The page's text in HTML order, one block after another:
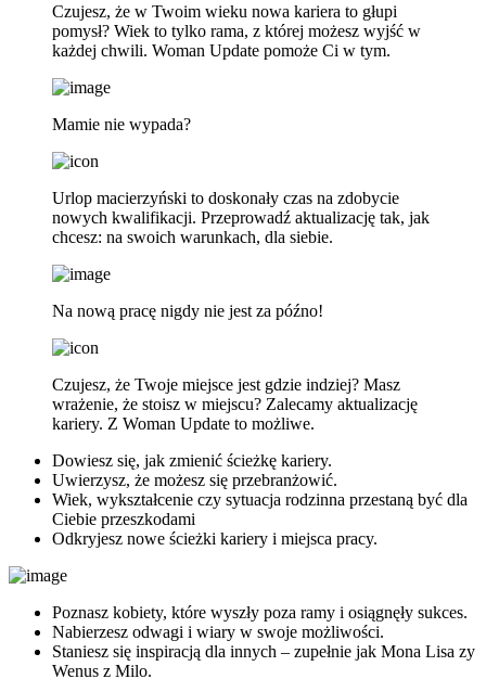
Czujesz, że w Twoim wieku nowa kariera to głupi
pomysł? Wiek to tylko rama, z której możesz wyjść w
każdej chwili. Woman Update pomoże Ci w tym.
Mamie nie wypada?
Urlop macierzyński to doskonały czas na zdobycie
nowych kwalifikacji. Przeprowadź aktualizację tak, jak
chcesz: na swoich warunkach, dla siebie.
Na nową pracę nigdy nie jest za późno!
Czujesz, że Twoje miejsce jest gdzie indziej? Masz
wrażenie, że stoisz w miejscu? Zalecamy aktualizację
kariery. Z Woman Update to możliwe.
Dowiesz się, jak zmienić ścieżkę kariery.
Uwierzysz, że możesz się przebranżowić.
Wiek, wykształcenie czy sytuacja rodzinna przestaną być dla
Ciebie przeszkodami
Odkryjesz nowe ścieżki kariery i miejsca pracy.
Poznasz kobiety, które wyszły poza ramy i osiągnęły sukces.
Nabierzesz odwagi i wiary w swoje możliwości.
Staniesz się inspiracją dla innych – zupełnie jak Mona Lisa zy
Wenus z Milo.